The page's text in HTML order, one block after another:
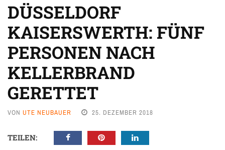
DÜSSELDORF
KAISERSWERTH: FÜNF
PERSONEN NACH
KELLERBRAND
GERETTET
VON UTE NEUBAUER 25. DEZEMBER 2018
TEILEN: